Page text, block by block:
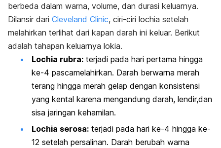
berbeda dalam warna, volume, dan durasi keluarnya.
Dilansir dari Cleveland Clinic, ciri-ciri lochia setelah
melahirkan terlihat dari kapan darah ini keluar. Berikut
adalah tahapan keluarnya lokia.
Lochia rubra: terjadi pada hari pertama hingga
ke-4 pascamelahirkan. Darah berwarna merah
terang hingga merah gelap dengan konsistensi
yang kental karena mengandung darah, lendir,dan
sisa jaringan kehamilan.
Lochia serosa: terjadi pada hari ke-4 hingga ke-
12 setelah persalinan. Darah berubah warna